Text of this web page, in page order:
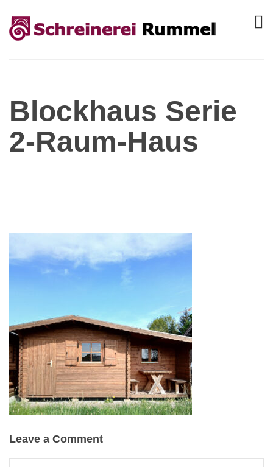
Blockhaus Serie
2-Raum-Haus
Leave a Comment